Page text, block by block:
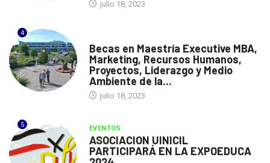
julio 18, 2023
4
Becas en Maestría Executive MBA,
Marketing, Recursos Humanos,
Proyectos, Liderazgo y Medio
Ambiente de la...
julio 18, 2023
5 EVENTOS
ASOCIACION UINICIL
PARTICIPARÁ EN LA EXPOEDUCA